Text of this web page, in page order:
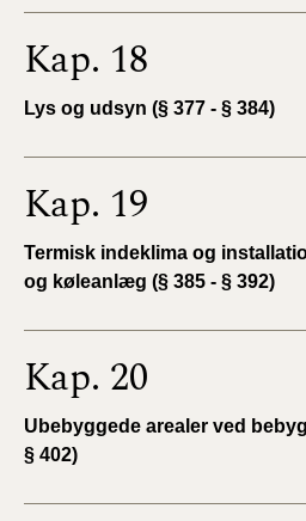
Kap. 18
Lys og udsyn (§ 377 - § 384)
Kap. 19
Termisk indeklima og
og køleanlæg (§ 385 - § 392)
Kap. 20
Ubebyggede arealer ved
§ 402)